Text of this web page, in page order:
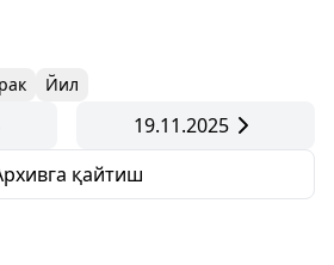
Йил
19.11.2025
қайтиш